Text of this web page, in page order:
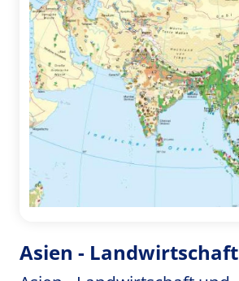
Asien - Landwirtschaft